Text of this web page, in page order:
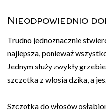
Nieodpowiednio
Trudno jednoznacznie
najlepsza, ponieważ
Jednym służy zwykły
szczotka z włosia dzika, a
Szczotka do włosów